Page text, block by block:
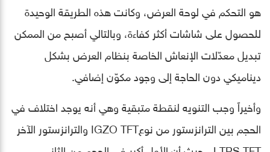
هو التحكم في لوحة العرض، وكانت هذه الطريقة الوحيدة
للحصول على شاشات أكثر كفاءة، وبالتالي أصبح من الممكن
تبديل معدّلات الإنعاش الخاصة بنظام العرض بشكل
ديناميكي دون الحاجة إلى وجود مكوّن إضافي.
وأخيراً وجب التنويه لنقطة متبقية وهي أنه يوجد اختلاف في
الحجم بين الترانزستور من نوعIGZO TFT والترانزستور الآخر